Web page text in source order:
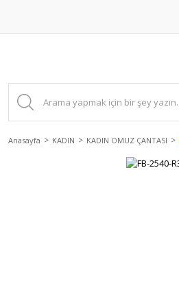
Anasayfa KADIN KADIN OMUZ ÇANTASI